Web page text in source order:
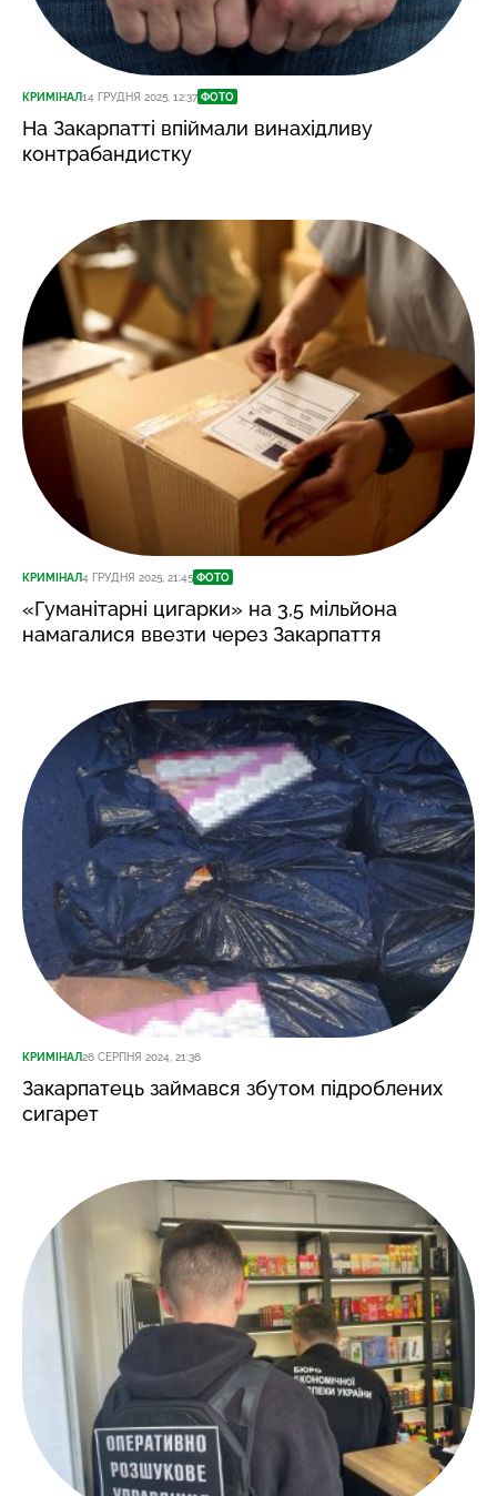
КРИМІНАЛ14 ГРУДНЯ 2025, 12:37 ФОТО
На Закарпатті впіймали винахідливу
контрабандистку
КРИМІНАЛ4 ГРУДНЯ 2025, 21:45 ФОТО
«Гуманітарні цигарки» на 3,5 мільйона
намагалися ввезти через Закарпаття
КРИМІНАЛ26 СЕРПНЯ 2024, 21:36
Закарпатець займався збутом підроблених
сигарет